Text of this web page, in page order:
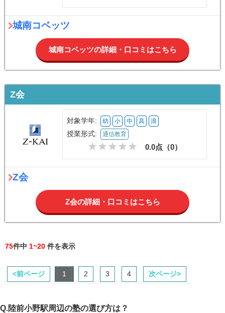
城南コベッツ
城南コベッツの詳細・口コミはこちら
Z会
対象学年: 幼 小 中 高 浪
授業形式: 通信教育
0.0点（0）
Z会
Z会の詳細・口コミはこちら
75件中 1~20 件を表示
<前ページ 1 2 3 4 次ページ>
Q.陸前小野駅周辺の塾の選び方は？